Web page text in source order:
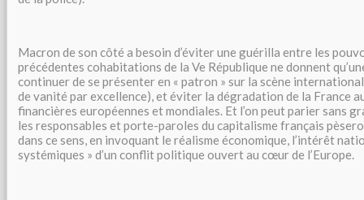
Macron de son côté a besoin d’éviter une guérilla entre les
précédentes cohabitations de la Ve République ne donnent
continuer de se présenter en « patron » sur la scène
de vanité par excellence), et éviter la dégradation de la France
financières européennes et mondiales. Et l’on peut parier sans
les responsables et porte-paroles du capitalisme français
dans ce sens, en invoquant le réalisme économique, l’intérêt
systémiques » d’un conflit politique ouvert au cœur de l’Europe.